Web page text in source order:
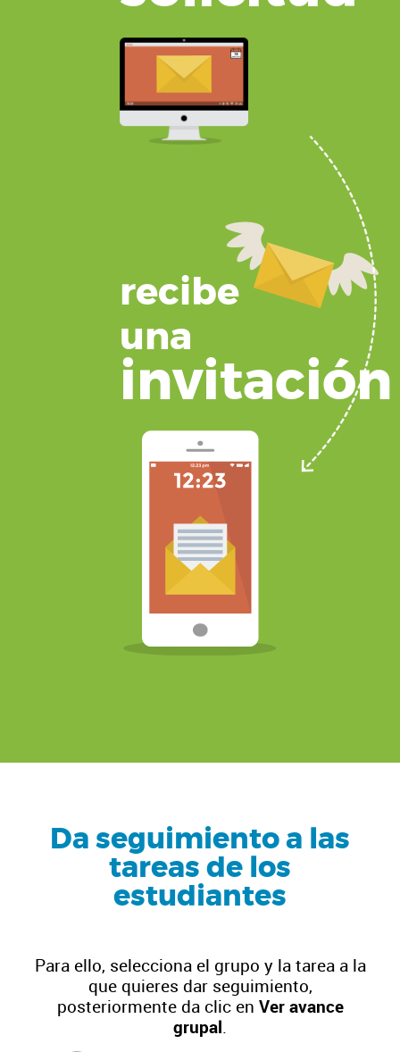
recibe
una
invitación
Da seguimiento a las
tareas de los
estudiantes
Para ello, selecciona el grupo y la tarea a la
que quieres dar seguimiento,
posteriormente da clic en Ver avance
grupal.